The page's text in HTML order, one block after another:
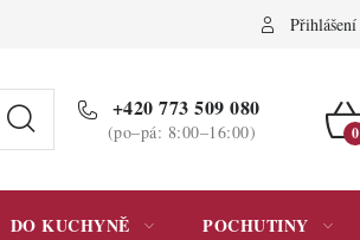
Podmínky ochrany osobních údajů Přihlášení
+420 773 509 080
(po–pá: 8:00–16:00)
DO KUCHYNĚ POCHUTINY